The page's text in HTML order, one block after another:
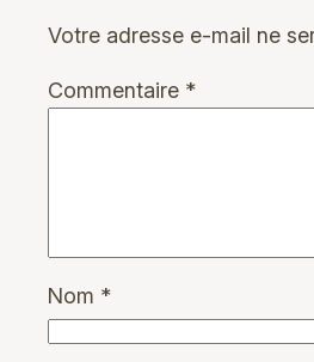
Votre adresse e-mail ne
Commentaire *
Nom *